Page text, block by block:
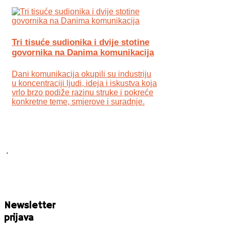
Tri tisuće sudionika i dvije stotine
govornika na Danima komunikacija
Dani komunikacija okupili su industriju
u koncentraciji ljudi, ideja i iskustva koja
vrlo brzo podiže razinu struke i pokreće
konkretne teme, smjerove i suradnje.
.
Newsletter
prijava